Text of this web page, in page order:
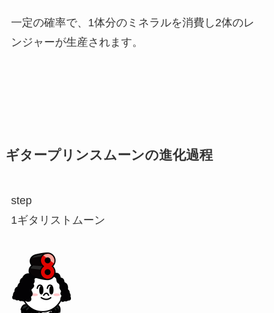
一定の確率で、1体分のミネラルを消費し2体のレ
ンジャーが生産されます。
ギタープリンスムーンの進化過程
step
1ギタリストムーン